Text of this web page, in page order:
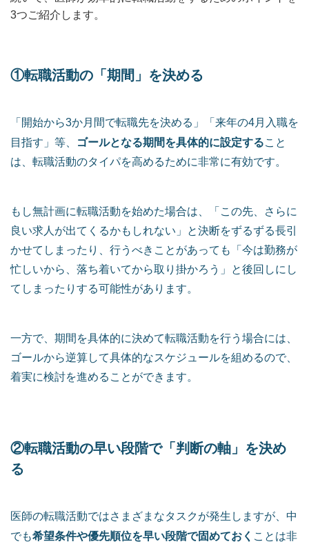
3つご紹介します。
①転職活動の「期間」を決める
「開始から3か月間で転職先を決める」「来年の4月入職を
目指す」等、
ゴールとなる期間を具体的に設定すること
は、転職活動のタイパを高めるために非常に有効です。
もし無計画に転職活動を始めた場合は、「この先、さらに
良い求人が出てくるかもしれない」と決断をずるずる長引
かせてしまったり、行うべきことがあっても「今は勤務が
忙しいから、落ち着いてから取り掛かろう」と後回しにし
てしまったりする可能性があります。
一方で、期間を具体的に決めて転職活動を行う場合には、
ゴールから逆算して具体的なスケジュールを組めるので、
着実に検討を進めることができます。
②転職活動の早い段階で「判断の軸」を決め
る
医師の転職活動ではさまざまなタスクが発生しますが、中
でも希望条件や優先順位を早い段階で固めておく ことは非